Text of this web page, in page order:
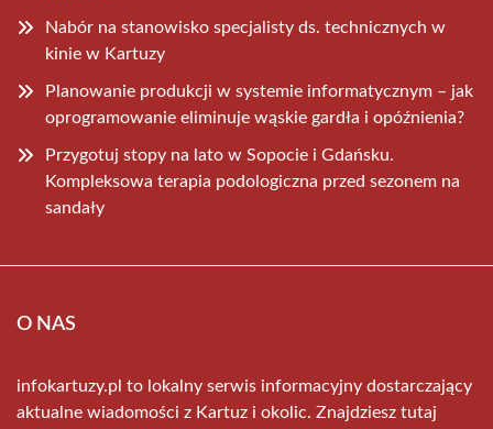
Nabór na stanowisko specjalisty ds. technicznych w
kinie w Kartuzy
Planowanie produkcji w systemie informatycznym – jak
oprogramowanie eliminuje wąskie gardła i opóźnienia?
Przygotuj stopy na lato w Sopocie i Gdańsku.
Kompleksowa terapia podologiczna przed sezonem na
sandały
O NAS
infokartuzy.pl to lokalny serwis informacyjny dostarczający
aktualne wiadomości z Kartuz i okolic. Znajdziesz tutaj